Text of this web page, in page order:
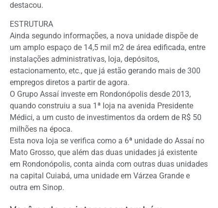
destacou.
ESTRUTURA
Ainda segundo informações, a nova unidade dispõe de
um amplo espaço de 14,5 mil m2 de área edificada, entre
instalações administrativas, loja, depósitos,
estacionamento, etc., que já estão gerando mais de 300
empregos diretos a partir de agora.
O Grupo Assaí investe em Rondonópolis desde 2013,
quando construiu a sua 1ª loja na avenida Presidente
Médici, a um custo de investimentos da ordem de R$ 50
milhões na época.
Esta nova loja se verifica como a 6ª unidade do Assaí no
Mato Grosso, que além das duas unidades já existente
em Rondonópolis, conta ainda com outras duas unidades
na capital Cuiabá, uma unidade em Várzea Grande e
outra em Sinop.